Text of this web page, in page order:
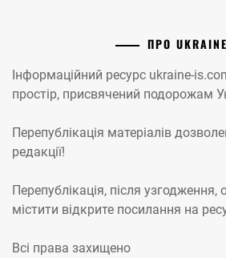
ПРО
Інформаційний ресурс ukraine-
простір, присвячений подорожам
Перепублікація матеріалів
редакції!
Перепублікація, після узгодження,
містити відкрите посилання на
Всі права захищено